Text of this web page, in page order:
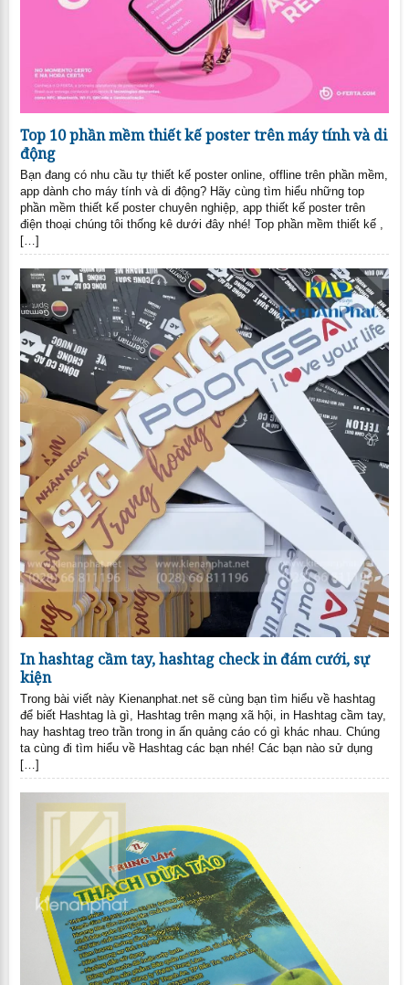
Top 10 phần mềm thiết kế poster trên máy tính và di
động
Bạn đang có nhu cầu tự thiết kế poster online, offline trên phần mềm,
app dành cho máy tính và di động? Hãy cùng tìm hiểu những top
phần mềm thiết kế poster chuyên nghiệp, app thiết kế poster trên
điện thoại chúng tôi thống kê dưới đây nhé! Top phần mềm thiết kế ,
[…]
In hashtag cầm tay, hashtag check in đám cưới, sự
kiện
Trong bài viết này Kienanphat.net sẽ cùng bạn tìm hiểu về hashtag
để biết Hashtag là gì, Hashtag trên mạng xã hội, in Hashtag cầm tay,
hay hashtag treo trần trong in ấn quảng cáo có gì khác nhau. Chúng
ta cùng đi tìm hiểu về Hashtag các bạn nhé! Các bạn nào sử dụng
[…]